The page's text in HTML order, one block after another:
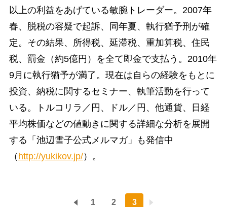
以上の利益をあげている敏腕トレーダー。2007年
春、脱税の容疑で起訴、同年夏、執行猶予刑が確
定。その結果、所得税、延滞税、重加算税、住民
税、罰金（約5億円）を全て即金で支払う。2010年
9月に執行猶予が満了。現在は自らの経験をもとに
投資、納税に関するセミナー、執筆活動を行って
いる。トルコリラ／円、ドル／円、他通貨、日経
平均株価などの値動きに関する詳細な分析を展開
する「池辺雪子公式メルマガ」も発信中
（ http://yukikov.jp/）。
1 2 3